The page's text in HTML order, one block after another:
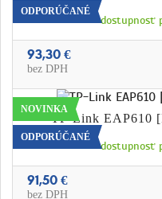
ODPORÚČANÉ
dostupnosť
93,30 €
bez DPH
NOVINKA
ODPORÚČANÉ
TP-Link EAP610
dostupnosť
91,50 €
bez DPH